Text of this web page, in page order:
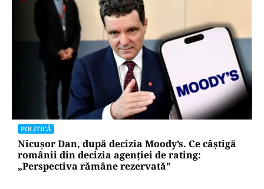
Primele două barje, scufundate cu succes în
Dunăre. Radu Miruță: „Este o procedură lentă
pentru a se așeza cât mai bine”